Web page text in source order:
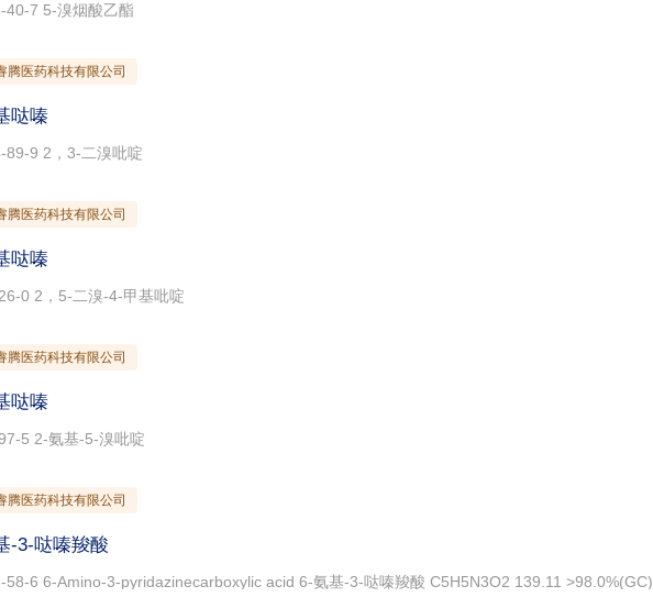
40-7 5-溴烟酸乙酯
腾医药科技有限公司
哒嗪
89-9 2，3-二溴吡啶
腾医药科技有限公司
哒嗪
0 2，5-二溴-4-甲基吡啶
腾医药科技有限公司
哒嗪
5 2-氨基-5-溴吡啶
腾医药科技有限公司
-3-哒嗪羧酸
58-6 6-Amino-3-pyridazinecarboxylic acid 6-氨基-3-哒嗪羧酸 C5H5N3O2 139.11 >98.0%(GC)